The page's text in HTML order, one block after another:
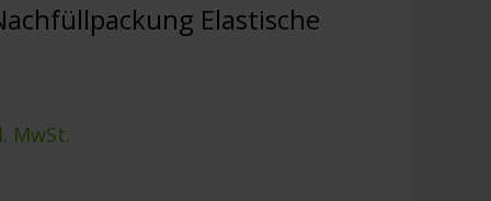
Elastische
MwSt.